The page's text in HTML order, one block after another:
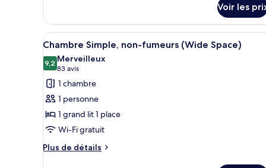
fumeurs
le
type
de
chambre
Chambre
Simple
Standard,
fumeurs
Voir les
Afficher
toutes
les
photos
pour
ce
type
de
chambre :
Une chambre d’hôtel avec
14
Chambre Simple, non-fumeurs (Wide Space)
9,29,2 sur 10
Merveilleux
83 avis
(83 avis)
1 chambre
1 personne
1 grand lit 1 place
Wi-Fi gratuit
Plus de détails
Plus